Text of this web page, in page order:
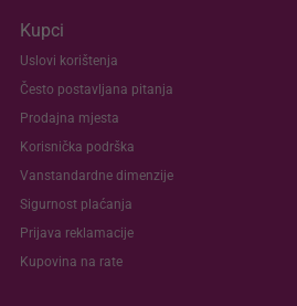
Kupci
Uslovi korištenja
Često postavljana pitanja
Prodajna mjesta
Korisnička podrška
Vanstandardne dimenzije
Sigurnost plaćanja
Prijava reklamacije
Kupovina na rate